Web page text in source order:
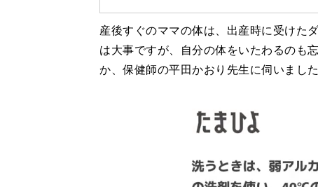
産後すぐのママの体は、出産時に受けた
は大事ですが、自分の体をいたわるの
か、保健師の平田かおり先生に伺いました